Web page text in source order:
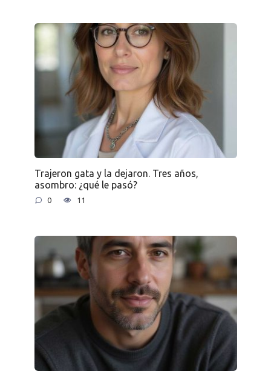
Trajeron gata y la dejaron. Tres años,
asombro: ¿qué le pasó?
0 11